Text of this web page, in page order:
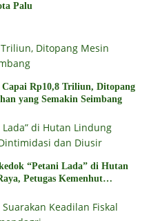
Palu
Rp10,8 Triliun, Ditopang
yang Semakin Seimbang
“Petani Lada” di Hutan
Petugas Kemenhut